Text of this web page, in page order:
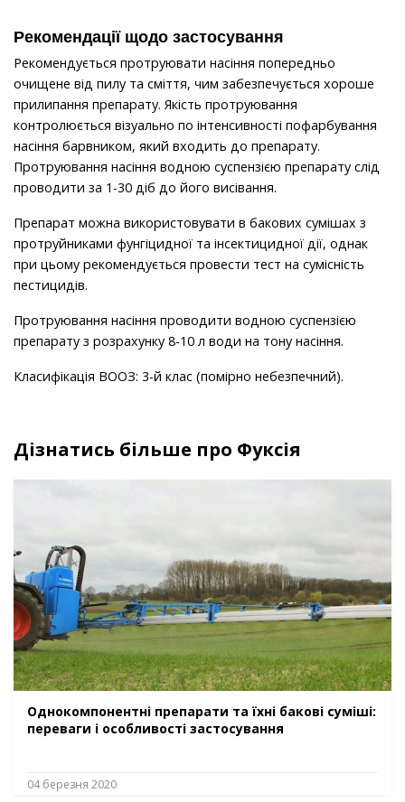
Рекомендації щодо застосування
Рекомендується протруювати насіння попередньо
очищене від пилу та сміття, чим забезпечується хороше
прилипання препарату. Якість протруювання
контролюється візуально по інтенсивності пофарбування
насіння барвником, який входить до препарату.
Протруювання насіння водною суспензією препарату слід
проводити за 1-30 діб до його висівання.
Препарат можна використовувати в бакових сумішах з
протруйниками фунгіцидної та інсектицидної дії, однак
при цьому рекомендується провести тест на сумісність
пестицидів.
Протруювання насіння проводити водною суспензією
препарату з розрахунку 8-10 л води на тону насіння.
Класифікація ВООЗ: 3-й клас (помірно небезпечний).
Дізнатись більше про Фуксія
Однокомпонентні препарати та їхні бакові суміші:
переваги і особливості застосування
04 березня 2020